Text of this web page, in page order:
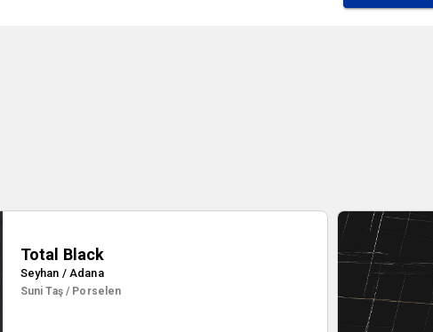
Total Black
Seyhan / Adana
Suni Taş / Porselen